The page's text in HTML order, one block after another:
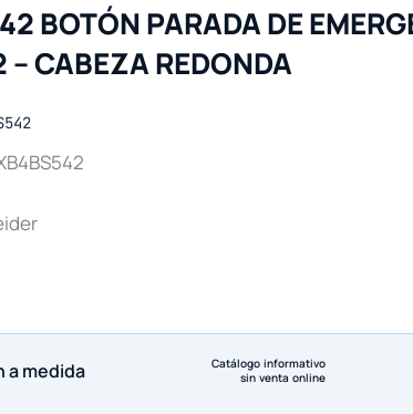
BOTÓN PARADA DE
– CABEZA REDONDA
a medida
Catálogo informativo
sin venta online